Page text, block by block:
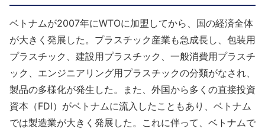
ベトナムが2007年にWTOに加盟してから、国の経済全体
が大きく発展した。プラスチック産業も急成長し、包装用
プラスチック、建設用プラスチック、一般消費用プラスチ
ック、エンジニアリング用プラスチックの分類がなされ、
製品の多様化が発生した。また、外国から多くの直接投資
資本（FDI）がベトナムに流入したこともあり、ベトナム
では製造業が大きく発展した。これに伴って、ベトナムで